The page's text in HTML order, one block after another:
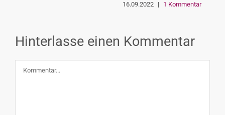
16.09.2022 | 1 Kommentar
Hinterlasse einen Kommentar
Kommentar